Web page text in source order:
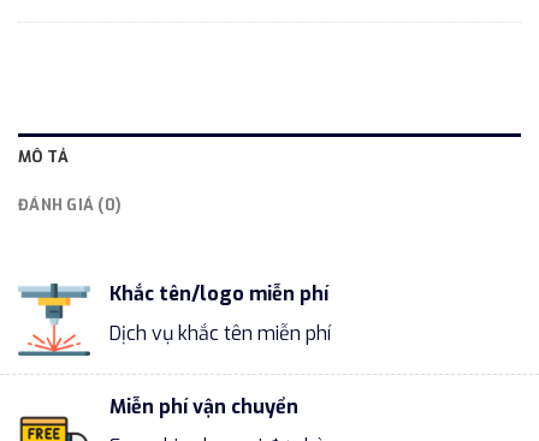
MÔ TẢ
ĐÁNH GIÁ (0)
Khắc tên/logo miễn phí
Dịch vụ khắc tên miễn phí
Miễn phí vận chuyển